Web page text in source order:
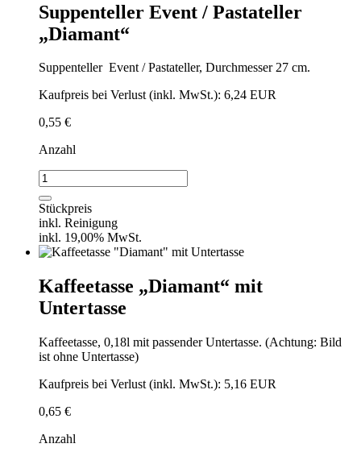
Suppenteller Event / Pastateller
„Diamant“
Suppenteller Event / Pastateller, Durchmesser 27 cm.
Kaufpreis bei Verlust (inkl. MwSt.): 6,24 EUR
0,55 €
Anzahl
Suppenteller
Event
/
Pastateller
"Diamant"
Menge
Stückpreis
inkl. Reinigung
inkl. 19,00% MwSt.
Kaffeetasse „Diamant“ mit
Untertasse
Kaffeetasse, 0,18l mit passender Untertasse. (Achtung: Bild
ist ohne Untertasse)
Kaufpreis bei Verlust (inkl. MwSt.): 5,16 EUR
0,65 €
Anzahl